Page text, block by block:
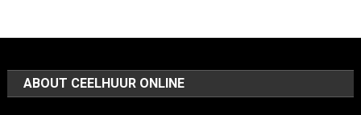
ABOUT CEELHUUR ONLINE